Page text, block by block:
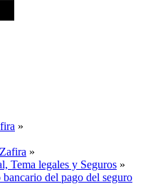
»
»
Tema legales y Seguros »
bancario del pago del seguro